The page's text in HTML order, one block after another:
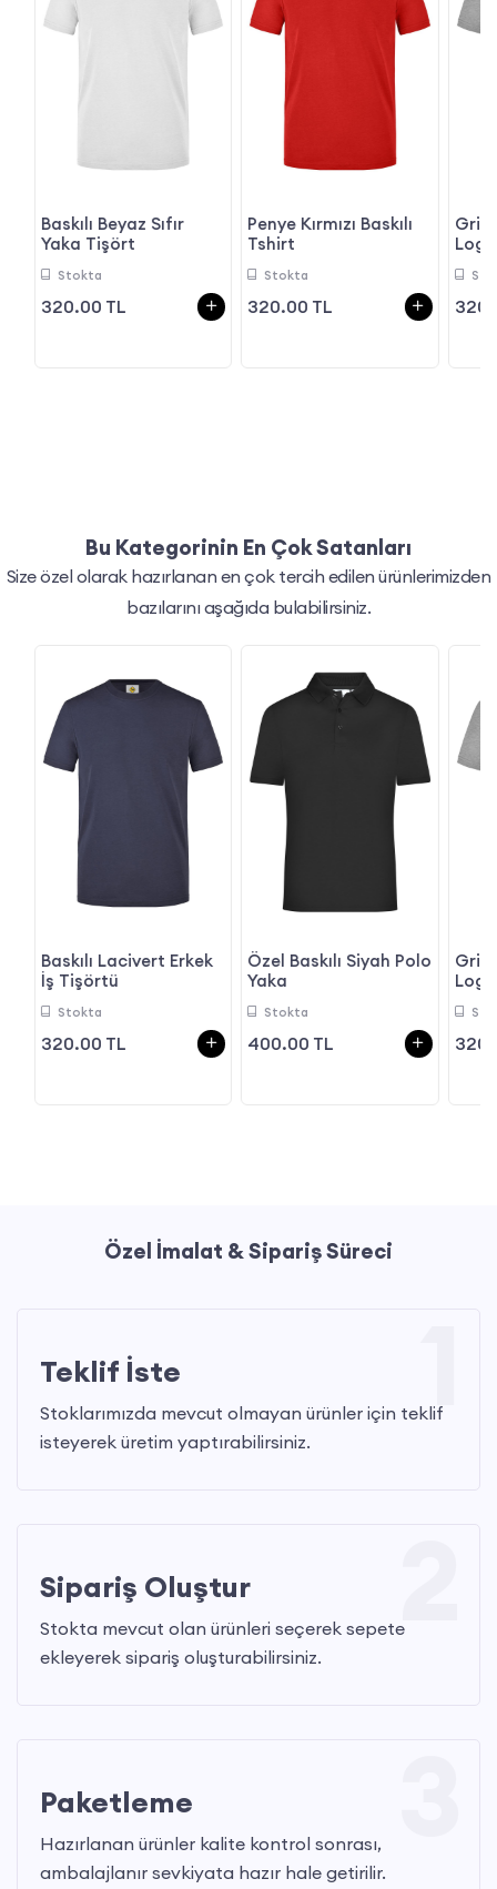
Baskılı Beyaz Sıfır
Yaka Tişört
Stokta
320.00 TL
Penye Kırmızı Baskılı
Tshirt
Stokta
320.00 TL
Gri
Bu Kategorinin En Çok Satanları
Size özel olarak hazırlanan en çok tercih edilen ürünlerimizden
bazılarını aşağıda bulabilirsiniz.
Baskılı Lacivert Erkek
İş Tişörtü
Stokta
320.00 TL
Özel Baskılı Siyah Polo
Yaka
Stokta
400.00 TL
Gri
Özel İmalat & Sipariş Süreci
Teklif İste
Stoklarımızda mevcut olmayan ürünler için teklif
isteyerek üretim yaptırabilirsiniz.
Sipariş Oluştur
Stokta mevcut olan ürünleri seçerek sepete
ekleyerek sipariş oluşturabilirsiniz.
Paketleme
Hazırlanan ürünler kalite kontrol sonrası,
ambalajlanır sevkiyata hazır hale getirilir.